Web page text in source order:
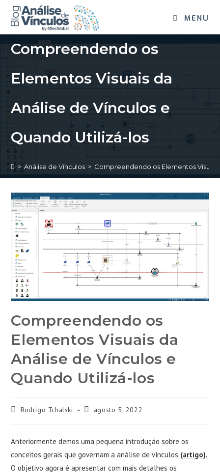
MENU
Compreendendo os
Elementos Visuais da
Análise de Vínculos e
Quando Utilizá-los
> Análise de Vínculos > Compreendendo os Elementos
Compreendendo os
Elementos Visuais da
Análise de Vínculos e
Quando Utilizá-los
Rodrigo Tchalski agosto 5, 2022
Anteriormente demos uma pequena introdução sobre os
conceitos gerais que governam a análise de vínculos (artigo).
O objetivo agora é apresentar com mais detalhes os